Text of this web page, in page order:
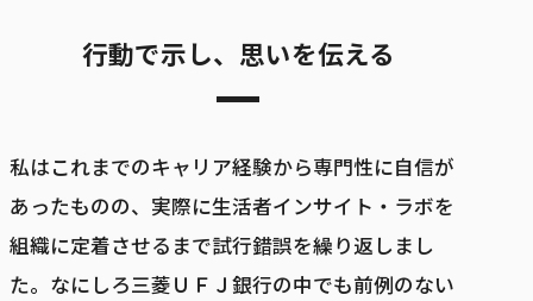
行動で示し、思いを伝える
私はこれまでのキャリア経験から専門性に自信が
あったものの、実際に生活者インサイト・ラボを
組織に定着させるまで試行錯誤を繰り返しまし
た。なにしろ三菱ＵＦＪ銀行の中でも前例のない